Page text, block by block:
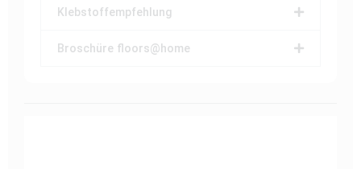
Klebstoffempfehlung
Broschüre floors@home